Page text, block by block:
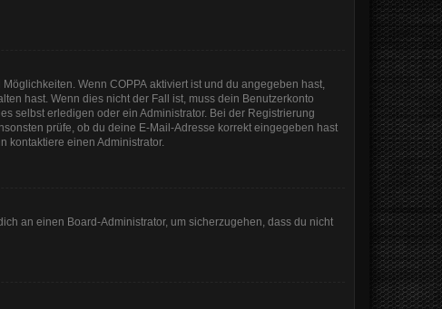
Wenn COPPA aktiviert ist und du angegeben hast,
hast. Wenn dies nicht der Fall ist, muss dein Benutzerkonto
selbst erledigen oder ein Administrator. Bei der Registrierung
prüfe, ob du deine E-Mail-Adresse korrekt eingegeben hast
kontaktiere einen Administrator.
an einen Board-Administrator, um sicherzugehen, dass du nicht